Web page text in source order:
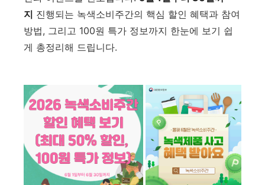
지 진행되는 녹색소비주간의 핵심 할인 혜택과 참여
방법, 그리고 100원 특가 정보까지 한눈에 보기 쉽
게 총정리해 드립니다.